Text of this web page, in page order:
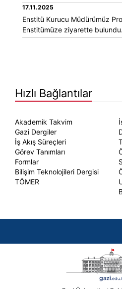
gerçekleştirmiştir.
17.11.2025
Enstitü Kurucu Müdürümüz
Enstitümüze ziyarette bulundu.
Hızlı Bağlantılar
Akademik Takvim
Gazi Dergiler
İş Akış Süreçleri
Görev Tanımları
Formlar
Bilişim Teknolojileri Dergisi
TÖMER